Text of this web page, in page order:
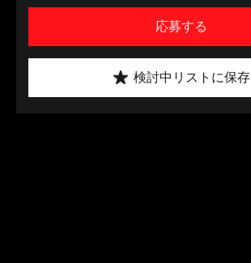
応募する
検討中リストに保存